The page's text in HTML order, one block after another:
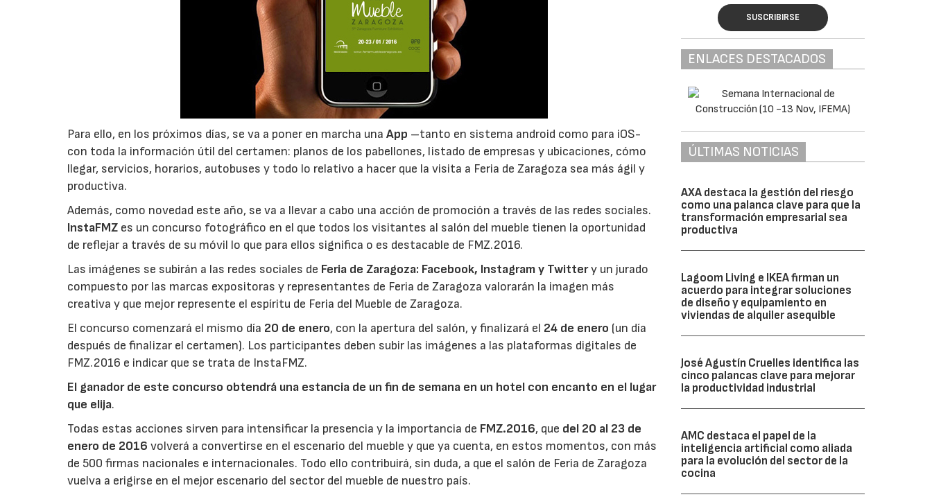
Para ello, en los próximos días, se va a poner en marcha unaApp –tanto en sistema android como para iOS-
con toda la información útil del certamen: planos de los pabellones, listado de empresas y ubicaciones, cómo
llegar, servicios, horarios, autobuses y todo lo relativo a hacer que la visita a Feria de Zaragoza sea más ágil y
productiva.
Además, como novedad este año, se va a llevar a cabo una acción de promoción a través de las redes sociales.
InstaFMZ es un concurso fotográfico en el que todos los visitantes al salón del mueble tienen la oportunidad
de reflejar a través de su móvil lo que para ellos significa o es destacable de FMZ.2016.
Las imágenes se subirán a las redes sociales de Feria de Zaragoza: Facebook, Instagram y Twittery un jurado
compuesto por las marcas expositoras y representantes de Feria de Zaragoza valorarán la imagen más
creativa y que mejor represente el espíritu de Feria del Mueble de Zaragoza.
El concurso comenzará el mismo día 20 de enero, con la apertura del salón, y finalizará el 24 de enero (un día
después de finalizar el certamen). Los participantes deben subir las imágenes a las plataformas digitales de
FMZ.2016 e indicar que se trata de InstaFMZ.
El ganador de este concurso obtendrá una estancia de un fin de semana en un hotel con encanto en el lugar
que elija.
Todas estas acciones sirven para intensificar la presencia y la importancia de FMZ.2016, que del 20 al 23 de
enero de 2016 volverá a convertirse en el escenario del mueble y que ya cuenta, en estos momentos, con más
de 500 firmas nacionales e internacionales. Todo ello contribuirá, sin duda, a que el salón de Feria de Zaragoza
vuelva a erigirse en el mejor escenario del sector del mueble de nuestro país.
SUSCRIBIRSE
ENLACES DESTACADOS
ÚLTIMAS NOTICIAS
AXA destaca la gestión del riesgo
como una palanca clave para que la
transformación empresarial sea
productiva
Lagoom Living e IKEA firman un
acuerdo para integrar soluciones
de diseño y equipamiento en
viviendas de alquiler asequible
José Agustín Cruelles identifica las
cinco palancas clave para mejorar
la productividad industrial
AMC destaca el papel de la
inteligencia artificial como aliada
para la evolución del sector de la
cocina